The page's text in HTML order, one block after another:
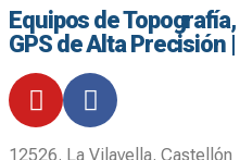
Equipos de
GPS de Alta Precisión
12526. La Vilavella. Castellón